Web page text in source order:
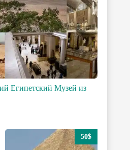
Египетский Музей из
50$